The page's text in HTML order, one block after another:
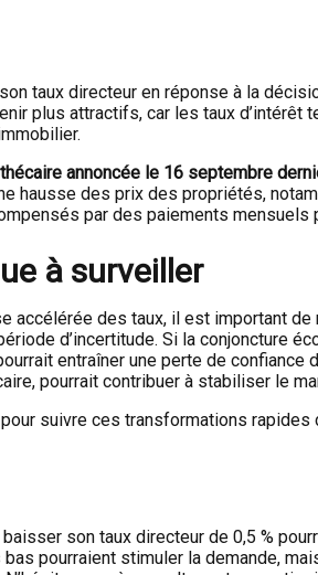
taux directeur en réponse à la
plus attractifs, car les taux
annoncée le 16 septembre
hausse des prix des propriétés,
par des paiements mensuels
à surveiller
accélérée des taux, il est important
d’incertitude. Si la conjoncture
entraîner une perte de
pourrait contribuer à stabiliser le
suivre ces transformations
son taux directeur de 0,5 %
pourraient stimuler la demande,